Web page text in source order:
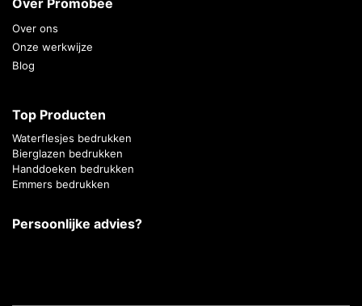
Over Promobee
Over ons
Onze werkwijze
Blog
Top Producten
Waterflesjes bedrukken
Bierglazen bedrukken
Handdoeken bedrukken
Emmers bedrukken
Persoonlijke advies?